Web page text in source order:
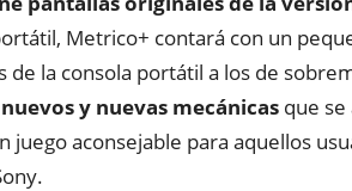
Metrico+ contará con un
la consola portátil a los de
y nuevas mecánicas que se
juego aconsejable para aquellos